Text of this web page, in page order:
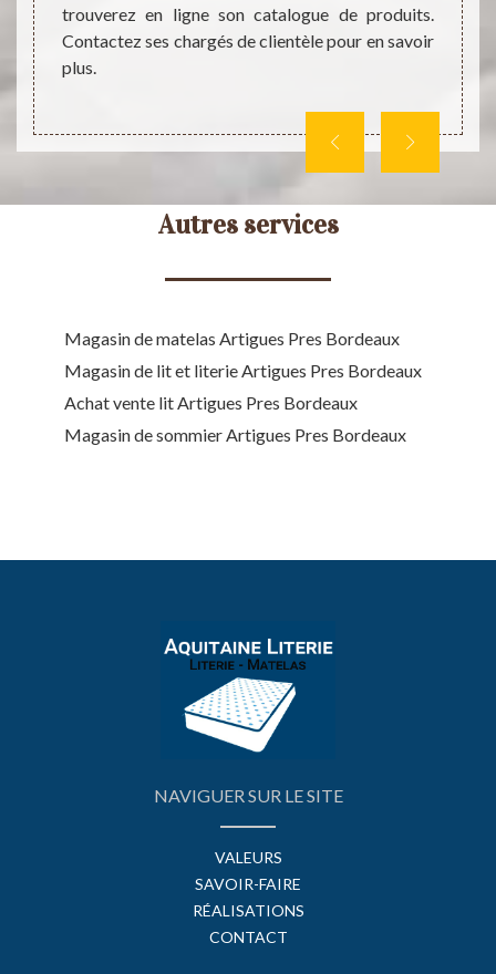
du
trouverez en ligne son catalogue de produits.
Contactez ses chargés de clientèle pour en savoir
plus.
prix
Autres services
Magasin de matelas Artigues Pres Bordeaux
Magasin de lit et literie Artigues Pres Bordeaux
Achat vente lit Artigues Pres Bordeaux
Magasin de sommier Artigues Pres Bordeaux
NAVIGUER SUR LE SITE
VALEURS
SAVOIR-FAIRE
RÉALISATIONS
CONTACT